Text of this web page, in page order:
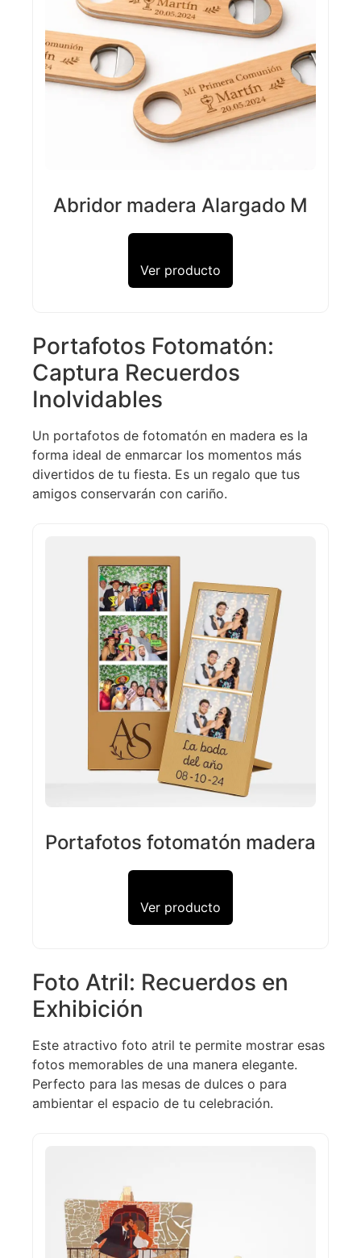
Abridor madera Alargado M
Ver producto
Portafotos Fotomatón:
Captura Recuerdos
Inolvidables
Un portafotos de fotomatón en madera es la
forma ideal de enmarcar los momentos más
divertidos de tu fiesta. Es un regalo que tus
amigos conservarán con cariño.
Portafotos fotomatón madera
Ver producto
Foto Atril: Recuerdos en
Exhibición
Este atractivo foto atril te permite mostrar esas
fotos memorables de una manera elegante.
Perfecto para las mesas de dulces o para
ambientar el espacio de tu celebración.